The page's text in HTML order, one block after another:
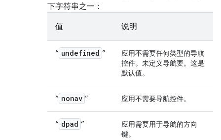
下字符串之一：
值 说明
“ undefined ”
应用不需要任何类型的导航
控件。未定义导航要。这是
默认值。
“ nonav ” 应用不需要导航控件。
“ dpad ”
应用需要用于导航的方向
键。